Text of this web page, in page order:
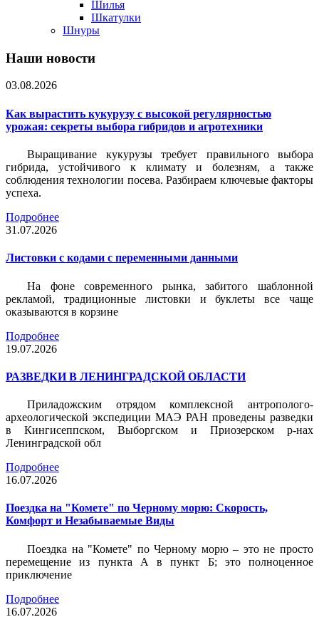
Шилья
Шкатулки
Шнуры
Наши новости
03.08.2026
Как вырастить кукурузу с высокой регулярностью
урожая: секреты выбора гибридов и агротехники
Выращивание кукурузы требует правильного выбора
гибрида, устойчивого к климату и болезням, а также
соблюдения технологии посева. Разбираем ключевые факторы
успеха.
Подробнее
31.07.2026
Листовки c кодами с переменными данными
На фоне современного рынка, забитого шаблонной
рекламой, традиционные листовки и буклеты все чаще
оказываются в корзине
Подробнее
19.07.2026
РАЗВЕДКИ В ЛЕНИНГРАДСКОЙ ОБЛАСТИ
Приладожским отрядом комплексной антрополого-
археологической экспедиции МАЭ РАН проведены разведки
в Кингисеппском, Выборгском и Приозерском р-нах
Ленинградской обл
Подробнее
16.07.2026
Поездка на "Комете" по Черному морю: Скорость,
Комфорт и Незабываемые Виды
Поездка на "Комете" по Черному морю – это не просто
перемещение из пункта А в пункт Б; это полноценное
приключение
Подробнее
16.07.2026